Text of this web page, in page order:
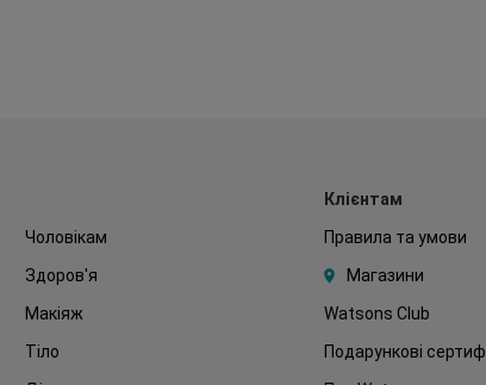
Чоловікам
Здоров'я
Макіяж
Тіло
Клієнтам
Правила та умови
Магазини
Watsons Club
Подарункові